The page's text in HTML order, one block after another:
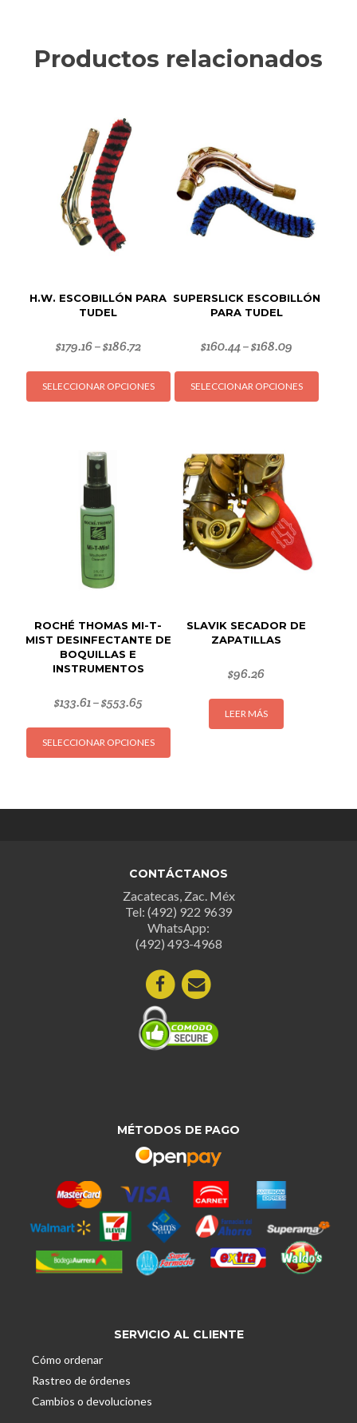
Productos relacionados
H.W. ESCOBILLÓN PARA
TUDEL
$179.16–$186.72
SELECCIONAR OPCIONES
Este
producto
Las
opciones
pueden
elegir
producto
SUPERSLICK ESCOBILLÓN
PARA TUDEL
$160.44–$168.09
SELECCIONAR OPCIONES
Este
ROCHÉ THOMAS MI-T-
MIST DESINFECTANTE DE
BOQUILLAS E
INSTRUMENTOS
$133.61–$553.65
SELECCIONAR OPCIONES
Este
pueden
elegir
en
la
de
producto
SLAVIK SECADOR DE
ZAPATILLAS
$96.26
LEER MÁS
CONTÁCTANOS
Zacatecas, Zac. Méx
Tel: (492) 922 9639
WhatsApp:
(492) 493-4968
MÉTODOS DE PAGO
SERVICIO AL CLIENTE
Cómo ordenar
Rastreo de órdenes
Cambios o devoluciones